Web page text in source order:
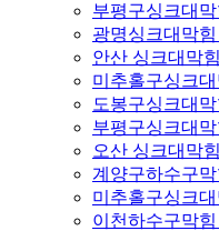
부평구싱크대
광명싱크대막
안산 싱크대막
미추홀구싱크
도봉구싱크대
부평구싱크대
오산 싱크대막
계양구하수구
미추홀구싱크
이천하수구막